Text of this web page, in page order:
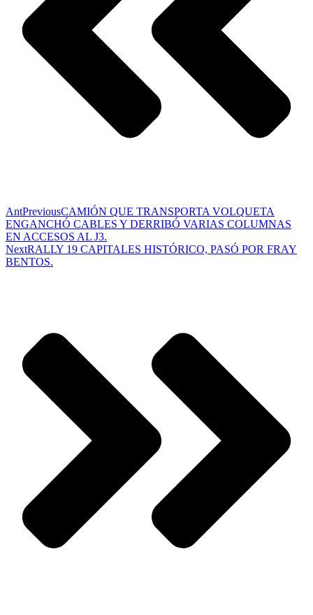
AntPreviousCAMIÓN QUE TRANSPORTA VOLQUETA
ENGANCHÓ CABLES Y DERRIBÓ VARIAS COLUMNAS
EN ACCESOS AL J3.
NextRALLY 19 CAPITALES HISTÓRICO, PASÓ POR FRAY
BENTOS.